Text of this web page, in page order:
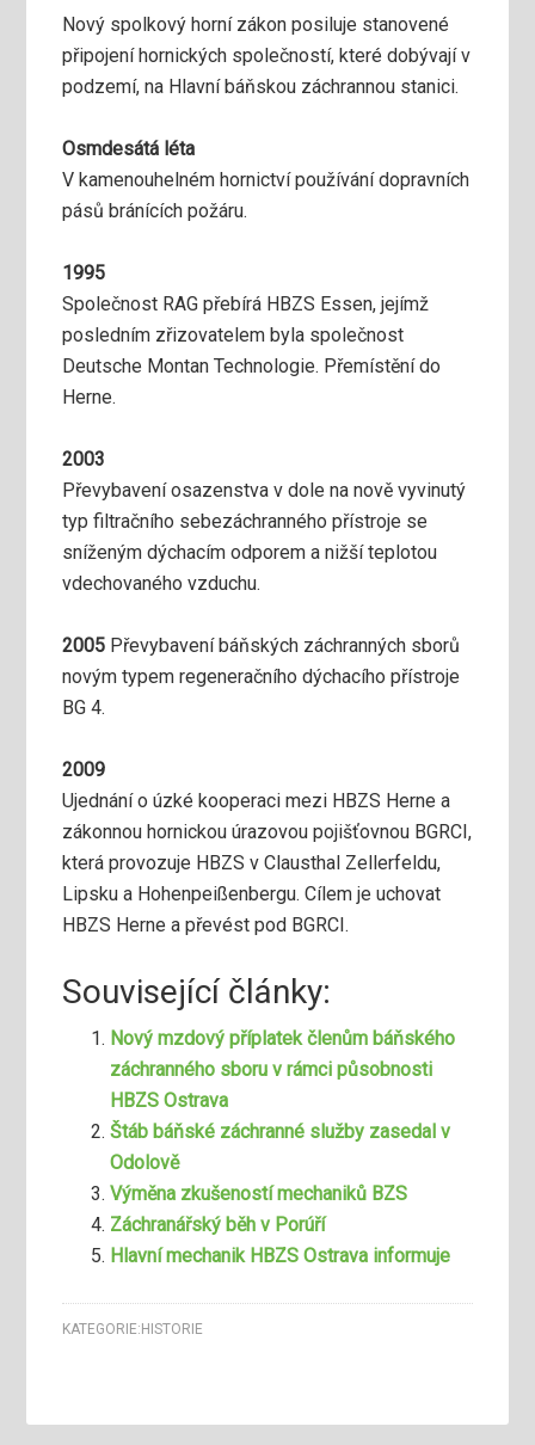
Nový spolkový horní zákon posiluje stanovené
připojení hornických společností, které dobývají v
podzemí, na Hlavní báňskou záchrannou stanici.
Osmdesátá léta
V kamenouhelném hornictví používání dopravních
pásů bránících požáru.
1995
Společnost RAG přebírá HBZS Essen, jejímž
posledním zřizovatelem byla společnost
Deutsche Montan Technologie. Přemístění do
Herne.
2003
Převybavení osazenstva v dole na nově vyvinutý
typ filtračního sebezáchranného přístroje se
sníženým dýchacím odporem a nižší teplotou
vdechovaného vzduchu.
2005 Převybavení báňských záchranných sborů
novým typem regeneračního dýchacího přístroje
BG 4.
2009
Ujednání o úzké kooperaci mezi HBZS Herne a
zákonnou hornickou úrazovou pojišťovnou BGRCI,
která provozuje HBZS v Clausthal Zellerfeldu,
Lipsku a Hohenpeißenbergu. Cílem je uchovat
HBZS Herne a převést pod BGRCI.
Související články:
Nový mzdový příplatek členům báňského
záchranného sboru v rámci působnosti
HBZS Ostrava
Štáb báňské záchranné služby zasedal v
Odolově
Výměna zkušeností mechaniků BZS
Záchranářský běh v Porúří
Hlavní mechanik HBZS Ostrava informuje
KATEGORIE: HISTORIE